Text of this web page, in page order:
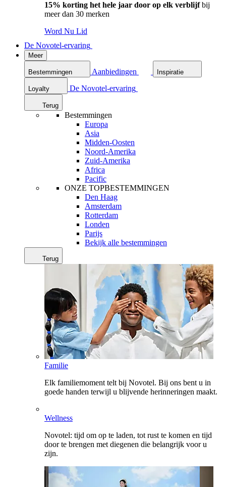
15% korting het hele jaar door op elk verblijfbij
meer dan 30 merken
Word Nu Lid
De Novotel-ervaring
Meer
Bestemmingen Aanbiedingen Inspiratie
Loyalty De Novotel-ervaring
Terug
Bestemmingen
Europa
Asia
Midden-Oosten
Noord-Amerika
Zuid-Amerika
Africa
Pacific
ONZE TOPBESTEMMINGEN
Den Haag
Amsterdam
Rotterdam
Londen
Parijs
Bekijk alle bestemmingen
Terug
Familie
Elk familiemoment telt bij Novotel. Bij ons bent u in
goede handen terwijl u blijvende herinneringen maakt.
Wellness
Novotel: tijd om op te laden, tot rust te komen en tijd
door te brengen met diegenen die belangrijk voor u
zijn.